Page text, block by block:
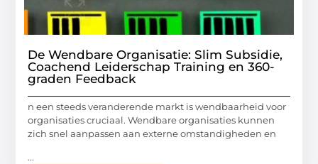
De Wendbare Organisatie: Slim Subsidie,
Coachend Leiderschap Training en 360-
graden Feedback
n een steeds veranderende markt is wendbaarheid voor
organisaties cruciaal. Wendbare organisaties kunnen
zich snel aanpassen aan externe omstandigheden en
...